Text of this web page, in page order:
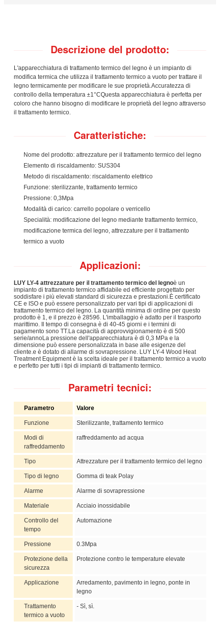
Descrizione del prodotto:
L'apparecchiatura di trattamento termico del legno è un impianto di
modifica termica che utilizza il trattamento termico a vuoto per trattare il
legno termicamente per modificare le sue proprietà.Accuratezza di
controllo della temperatura ±1°CQuesta apparecchiatura è perfetta per
coloro che hanno bisogno di modificare le proprietà del legno attraverso
il trattamento termico.
Caratteristiche:
Nome del prodotto: attrezzature per il trattamento termico del legno
Elemento di riscaldamento: SUS304
Metodo di riscaldamento: riscaldamento elettrico
Funzione: sterilizzante, trattamento termico
Pressione: 0,3Mpa
Modalità di carico: carrello popolare o verricello
Specialità: modificazione del legno mediante trattamento termico,
modificazione termica del legno, attrezzature per il trattamento
termico a vuoto
Applicazioni:
LUY LY-4 attrezzature per il trattamento termico del legnoè un
impianto di trattamento termico affidabile ed efficiente progettato per
soddisfare i più elevati standard di sicurezza e prestazioni.È certificato
CE e ISO e può essere personalizzato per vari tipi di applicazioni di
trattamento termico del legno. La quantità minima di ordine per questo
prodotto è 1, e il prezzo è 28596. L'imballaggio è adatto per il trasporto
marittimo. Il tempo di consegna è di 40-45 giorni e i termini di
pagamento sono TT.La capacità di approvvigionamento è di 500
serie/annoLa pressione dell'apparecchiatura è di 0,3 MPa e la
dimensione può essere personalizzata in base alle esigenze del
cliente.e è dotato di allarme di sovrapressione. LUY LY-4 Wood Heat
Treatment Equipment è la scelta ideale per il trattamento termico a vuoto
e perfetto per tutti i tipi di impianti di trattamento termico.
Parametri tecnici:
Parametro Valore
Funzione Sterilizzante, trattamento termico
Modi di
raffreddamento
raffreddamento ad acqua
Tipo Attrezzature per il trattamento termico del legno
Tipo di legno Gomma di teak Polay
Alarme Alarme di sovrapressione
Materiale Acciaio inossidabile
Controllo del
tempo
Automazione
Pressione 0.3Mpa
Protezione della
sicurezza
Protezione contro le temperature elevate
Applicazione
Arredamento, pavimento in legno, ponte in
legno
Trattamento
termico a vuoto
- Sì, sì.